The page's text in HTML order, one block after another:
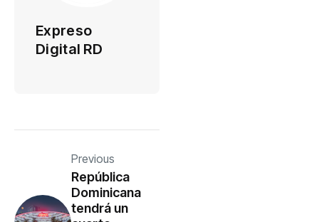
Expreso
Digital RD
Previous
República
Dominicana
tendrá un